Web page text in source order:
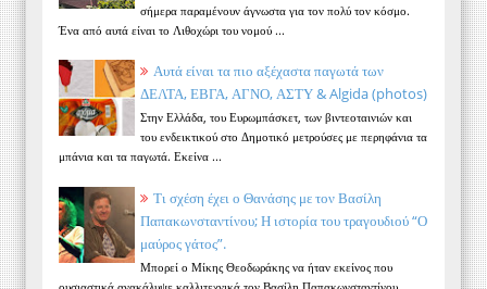
σήμερα παραμένουν άγνωστα για τον πολύ τον κόσμο.
Ένα από αυτά είναι το Λιθοχώρι του νομού ...
Αυτά είναι τα πιο αξέχαστα παγωτά των
ΔΕΛΤΑ, ΕΒΓΑ, ΑΓΝΟ, ΑΣΤΥ & Algida (photos)
Στην Ελλάδα, του Ευρωμπάσκετ, των βιντεοταινιών και
του ενδεικτικού στο Δημοτικό μετρούσες με περηφάνια τα
μπάνια και τα παγωτά. Εκείνα ...
Τι σχέση έχει ο Θανάσης με τον Βασίλη
Παπακωνσταντίνου; Η ιστορία του τραγουδιού “Ο
μαύρος γάτος”.
Μπορεί ο Μίκης Θεοδωράκης να ήταν εκείνος που